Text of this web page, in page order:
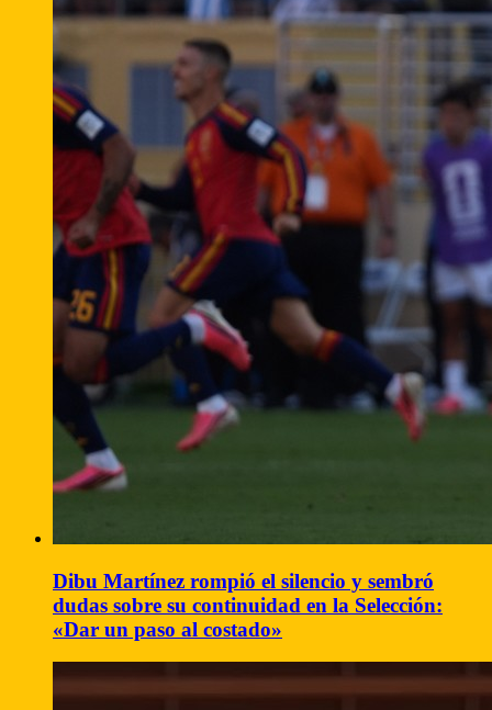
Dibu Martínez rompió el silencio y sembró
dudas sobre su continuidad en la Selección:
«Dar un paso al costado»